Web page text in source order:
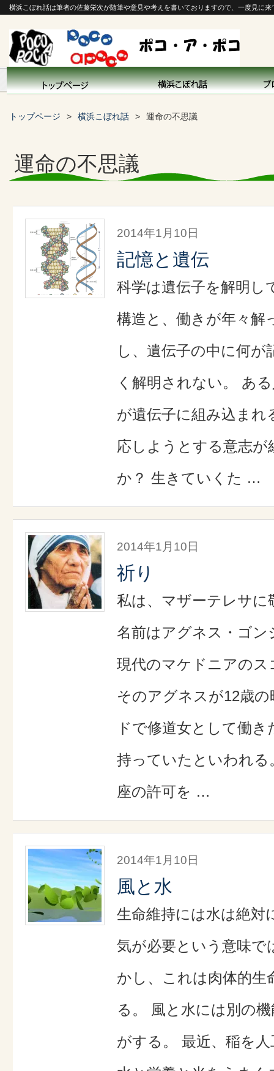
横浜こぼれ話は筆者の佐藤栄次が随筆や意見や考えを書いておりますので、一度見に来
トップページ 横浜こぼれ話 運命の不思議
運命の不思議
2014年1月10日
記憶と遺伝
科学は遺伝子を解明し
構造と、働きが年々解
し、遺伝子の中に何
く解明されない。 あ
が遺伝子に組み込まれ
応しようとする意志が
か？ 生きていくた …
2014年1月10日
祈り
私は、マザーテレサに
名前はアグネス・ゴン
現代のマケドニアの
そのアグネスが12歳
ドで修道女として働
持っていたといわれる
座の許可を …
2014年1月10日
風と水
生命維持には水は絶対
気が必要という意味で
かし、これは肉体的生
る。 風と水には別の
がする。 最近、稲を